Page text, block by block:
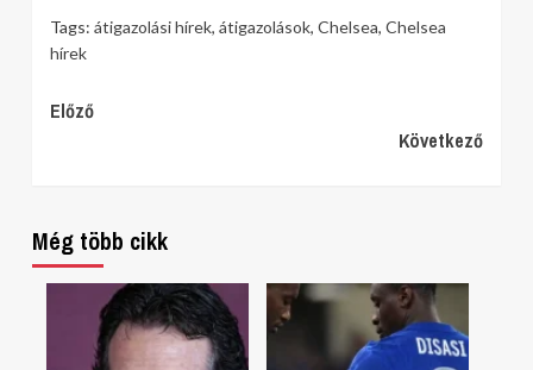
Tags: átigazolási hírek, átigazolások, Chelsea, Chelsea
hírek
Continue
Előző
Következő
Még több cikk